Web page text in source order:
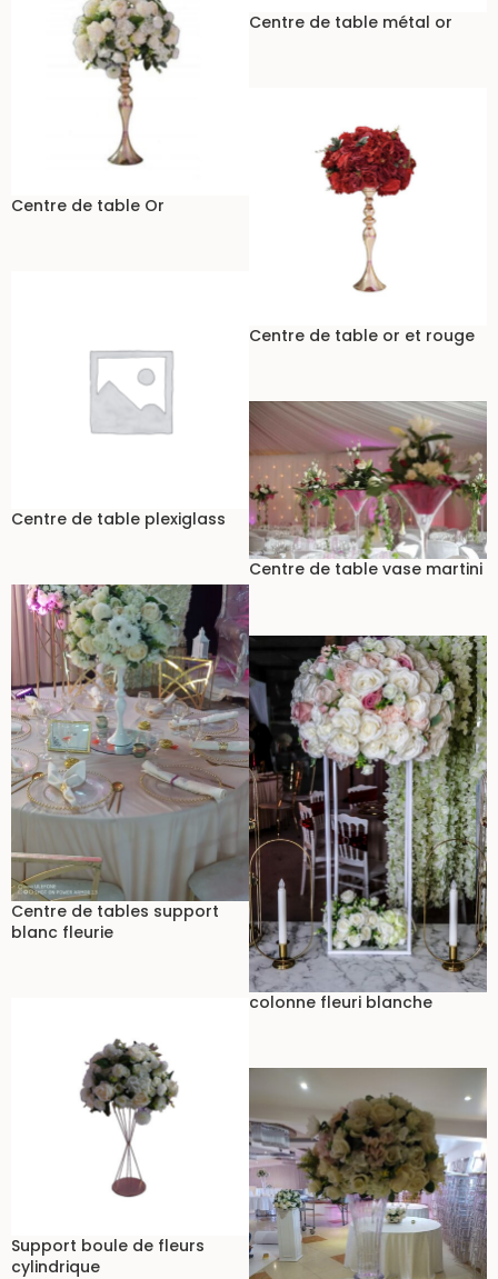
Centre de table métal or
Centre de table Or
Centre de table or et rouge
Centre de table plexiglass
Centre de table vase martini
Centre de tables support
blanc fleurie
colonne fleuri blanche
Support boule de fleurs
cylindrique